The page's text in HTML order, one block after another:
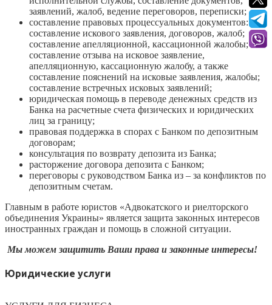
заявлений, жалоб, ведение переговоров, переписки;
составление правовых процессуальных документов:
составление искового заявления, договоров, жалоб;
составление апелляционной, кассационной жалобы;
составление отзыва на исковое заявление,
апелляционную, кассационную жалобу, а также
составление пояснений на исковые заявления, жалобы;
составление встречных исковых заявлений;
юридическая помощь в переводе денежных средств из
Банка на расчетные счета физических и юридических
лиц за границу;
правовая поддержка в спорах с Банком по депозитным
договорам;
консультация по возврату депозита из Банка;
расторжение договора депозита с Банком;
переговоры с руководством Банка из – за конфликтов по
депозитным счетам.
Главным в работе юристов «Адвокатского и риелторского
объединения Украины» является защита законных интересов
иностранных граждан и помощь в сложной ситуации.
Мы можем защитить Ваши права и законные интересы!
Юридические услуги